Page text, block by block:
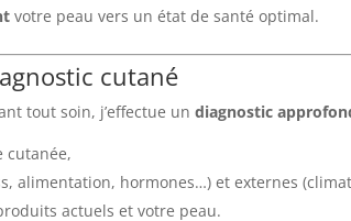
votre peau vers un état de santé optimal.
cutané
tout soin, j’effectue undiagnostic
cutanée,
alimentation, hormones…) et externes
actuels et votre peau.